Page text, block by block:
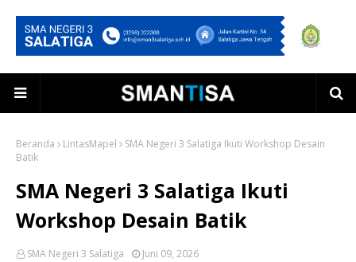
Beranda LintasMapel
SMA Negeri 3 Salatiga Ikuti Workshop Desain
Batik
SMA Negeri 3 Salatiga Ikuti
Workshop Desain Batik
SMA Negeri 3 Salatiga Juni 09, 2026